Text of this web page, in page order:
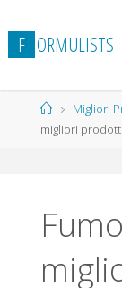
al
contenuto
F ORMULISTS
HomeMigliori
migliori